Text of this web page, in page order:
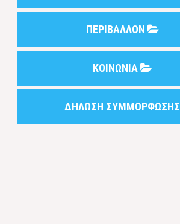
ΠΕΡΙΒΑΛΛΟΝ
ΚΟΙΝΩΝΙΑ
ΔΗΛΩΣΗ ΣΥΜΜΟΡΦΩΣΗΣ